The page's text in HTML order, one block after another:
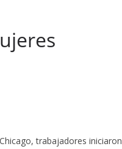
trabajadores iniciaron